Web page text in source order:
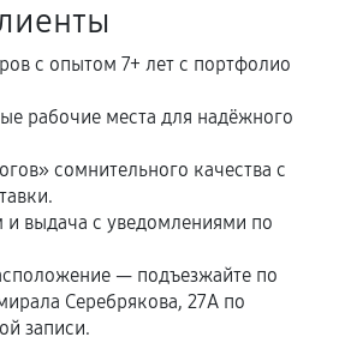
деталей, если иное не
отдельно.
окончания гарантийного
если это не указано в
куплены
с опытом 7+ лет с портфолио
рабочие места для надёжного
сомнительного качества с
выдача с уведомлениями по
— подъезжайте по
Серебрякова, 27А по
записи.